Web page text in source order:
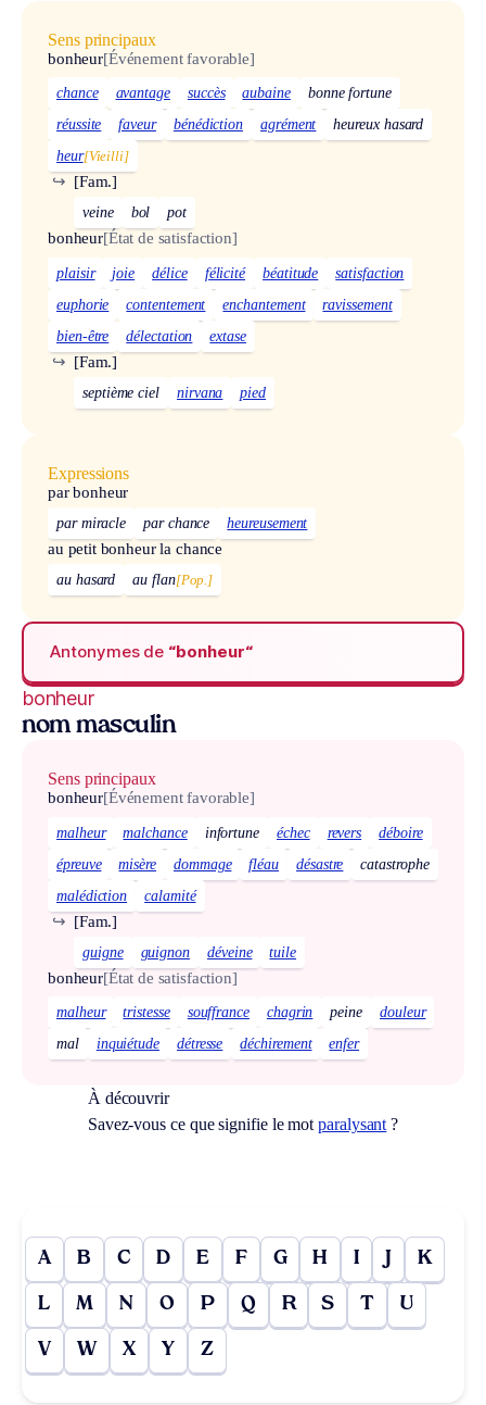
Sens principaux
bonheur[Événement favorable]
chance avantage succès aubaine
bonne fortune
réussite
faveur bénédiction agrément
heureux hasard
heur[Vieilli]
[Fam.]
↪
veine bol pot
bonheur[État de satisfaction]
plaisir joie délice félicité béatitude
satisfaction
euphorie
contentement enchantement
ravissement
bien-être
délectation extase
[Fam.]
↪
septième ciel nirvana pied
Expressions
par bonheur
par miracle par chance heureusement
au petit bonheur la chance
au hasard au flan[Pop.]
Antonymes de “bonheur“
bonheur
nom masculin
Sens principaux
bonheur[Événement favorable]
malheur malchance infortune échec revers
déboire
épreuve
misère dommage fléau désastre
catastrophe
malédiction
calamité
[Fam.]
↪
guigne guignon déveine tuile
bonheur[État de satisfaction]
malheur tristesse souffrance chagrin peine
douleur
mal
inquiétude détresse déchirement enfer
À découvrir
Savez-vous ce que signifie le motparalysant ?
A B C D E F G H I J K
L M N O P Q R S T U
V W X Y Z